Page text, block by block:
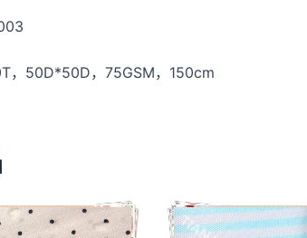
，50D*50D，75GSM，150cm